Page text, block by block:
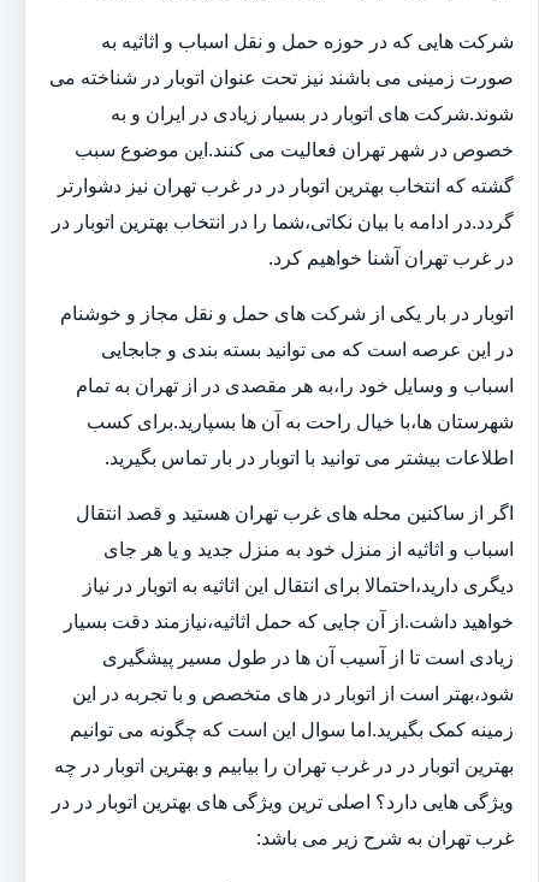
شرکت هایی که در حوزه حمل و نقل اسباب و اثاثیه به
صورت زمینی می باشند نیز تحت عنوان اتوبار در شناخته می
شوند.شرکت های اتوبار در بسیار زیادی در ایران و به
خصوص در شهر تهران فعالیت می کنند.این موضوع سبب
گشته که انتخاب بهترین اتوبار در در غرب تهران نیز دشوارتر
گردد.در ادامه با بیان نکاتی،شما را در انتخاب بهترین اتوبار در
در غرب تهران آشنا خواهیم کرد.
اتوبار در بار یکی از شرکت های حمل و نقل مجاز و خوشنام
در این عرصه است که می توانید بسته بندی و جابجایی
اسباب و وسایل خود را،به هر مقصدی در از تهران به تمام
شهرستان ها،با خیال راحت به آن ها بسپارید.برای کسب
اطلاعات بیشتر می توانید با اتوبار در بار تماس بگیرید.
اگر از ساکنین محله های غرب تهران هستید و قصد انتقال
اسباب و اثاثیه از منزل خود به منزل جدید و یا هر جای
دیگری دارید،احتمالا برای انتقال این اثاثیه به اتوبار در نیاز
خواهید داشت.از آن جایی که حمل اثاثیه،نیازمند دقت بسیار
زیادی است تا از آسیب آن ها در طول مسیر پیشگیری
شود،بهتر است از اتوبار در های متخصص و با تجربه در این
زمینه کمک بگیرید.اما سوال این است که چگونه می توانیم
بهترین اتوبار در در غرب تهران را بیابیم و بهترین اتوبار در چه
ویژگی هایی دارد؟ اصلی ترین ویژگی های بهترین اتوبار در در
غرب تهران به شرح زیر می باشد: